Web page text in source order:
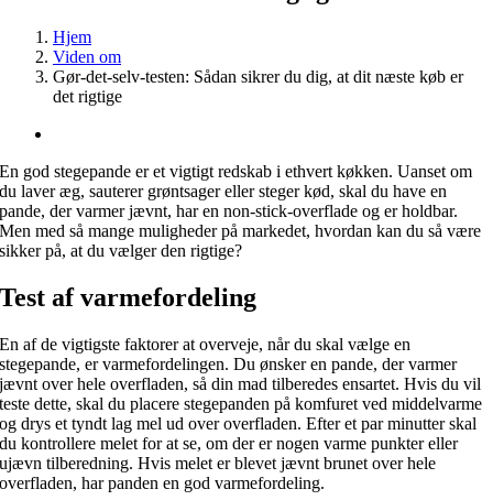
Hjem
Viden om
Gør-det-selv-testen: Sådan sikrer du dig, at dit næste køb er
det rigtige
En god stegepande er et vigtigt redskab i ethvert køkken. Uanset om
du laver æg, sauterer grøntsager eller steger kød, skal du have en
pande, der varmer jævnt, har en non-stick-overflade og er holdbar.
Men med så mange muligheder på markedet, hvordan kan du så være
sikker på, at du vælger den rigtige?
Test af varmefordeling
En af de vigtigste faktorer at overveje, når du skal vælge en
stegepande, er varmefordelingen. Du ønsker en pande, der varmer
jævnt over hele overfladen, så din mad tilberedes ensartet. Hvis du vil
teste dette, skal du placere stegepanden på komfuret ved middelvarme
og drys et tyndt lag mel ud over overfladen. Efter et par minutter skal
du kontrollere melet for at se, om der er nogen varme punkter eller
ujævn tilberedning. Hvis melet er blevet jævnt brunet over hele
overfladen, har panden en god varmefordeling.